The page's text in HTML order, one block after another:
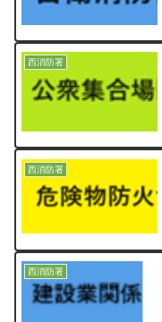
西消防署
西消防署
西消防署